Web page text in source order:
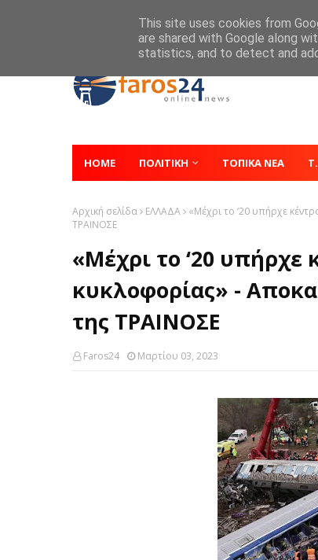
HOME ΠΟΛΙΤΙΚΗ ΤΟΠΙΚΑ ΝΕΑ
Αρχική σελίδα ΕΛΛΑΔΑ
«Μέχρι το ‘20 υπήρχε
ΤΡΑΙΝΟΣΕ
«Μέχρι το ‘20
κυκλοφορίας» -
της ΤΡΑΙΝΟΣΕ
Faros24 Μαρτίου 03, 2023
This site uses cookies from
are shared with Google along
statistics, and to detect and